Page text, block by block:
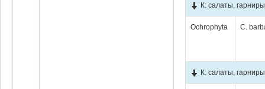
К: салаты,
Ochrophyta C.
К: салаты,